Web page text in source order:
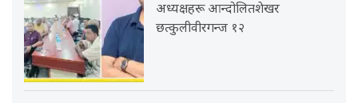
अध्यक्षहरू आन्दोलितशेखर
छत्कुलीवीरगन्ज १२